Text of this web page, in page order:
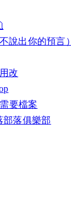
說出你的預言）
改
要檔案
部落俱樂部